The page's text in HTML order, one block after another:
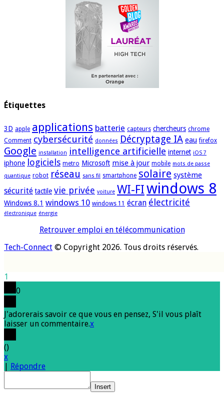
Étiquettes
3D apple applications batterie capteurs chercheurs chrome
Comment cybersécurité données Décryptage IA eau firefox
Google installation intelligence artificielle internet iOS 7
iphone logiciels metro Microsoft mise à jour mobile mots de passe
quantique robot réseau sans fil smartphone solaire système
sécurité tactile vie privée voiture WI-FIwindows 8
Windows 8.1 windows 10 windows 11 écran électricité
électronique énergie
Retrouver emploi en télécommunication
Tech-Connect © Copyright 2026. Tous droits réservés.
1
0
J'adorerais savoir ce que vous en pensez, S'il vous plaît
laisser un commentaire.x
()
x
| Répondre
Insert